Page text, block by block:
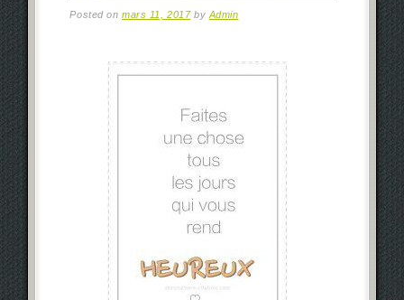
Posted onmars 11, 2017 byAdmin